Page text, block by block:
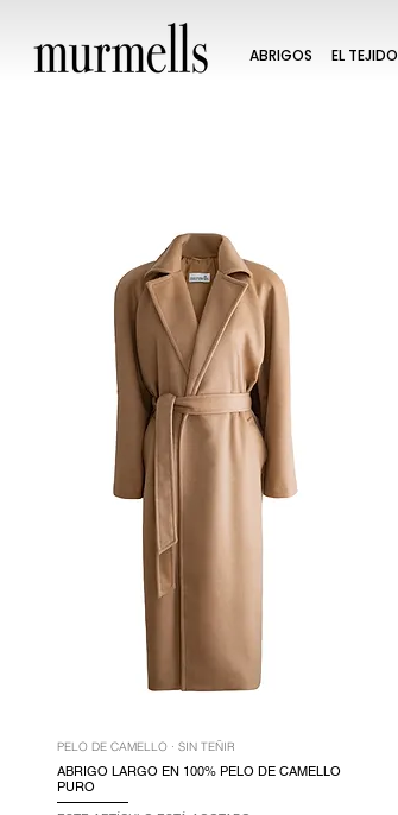
ABRIGOS EL TEJIDO
PELO DE CAMELLO · SIN TEÑIR
ABRIGO LARGO EN 100% PELO DE CAMELLO
PURO